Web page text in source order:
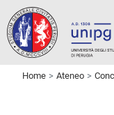
Home Ateneo